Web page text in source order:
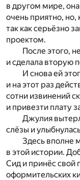
в другом мире,
очень приятно,
так как серьёзно
проектом.
После этого,
и сделала вторую
И снова ей
и на этот раз
сотни извинений
и привезти плату
Джулия
слёзы и
Здесь вполне
в этой истории.
Сид и принёс свой
оформительских